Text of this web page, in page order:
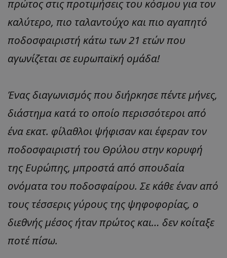
πρώτος στις προτιμήσεις του κόσμου για τον
καλύτερο, πιο ταλαντούχο και πιο αγαπητό
ποδοσφαιριστή κάτω των 21 ετών που
αγωνίζεται σε ευρωπαϊκή ομάδα!
Ένας διαγωνισμός που διήρκησε πέντε μήνες,
διάστημα κατά το οποίο περισσότεροι από
ένα εκατ. φίλαθλοι ψήφισαν και έφεραν τον
ποδοσφαιριστή του Θρύλου στην κορυφή
της Ευρώπης, μπροστά από σπουδαία
ονόματα του ποδοσφαίρου. Σε κάθε έναν από
τους τέσσερις γύρους της ψηφοφορίας, ο
διεθνής μέσος ήταν πρώτος και… δεν κοίταξε
ποτέ πίσω.